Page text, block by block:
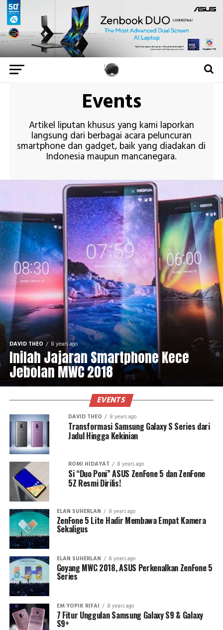
Events
Artikel liputan khusus yang kami laporkan
langsung dari berbagai acara peluncuran
smartphone dan gadget, baik yang diadakan di
Indonesia maupun mancanegara.
DAVID THEO 8 years ago
Inilah Jajaran Smartphone Kece
Jebolan MWC 2018
EVENTS
DAVID THEO 8 years ago
Transformasi Samsung Galaxy S Series dari
Jadul Hingga Kekinian
ROMI HIDAYAT 8 years ago
Si “Duo Poni” ASUS ZenFone 5 dan ZenFone
5Z Resmi Dirilis!
ELAN SUHERLAN 8 years ago
ZenFone 5 Lite Hadir Membawa Empat Kamera
Sekaligus
ELAN SUHERLAN 8 years ago
Goyang MWC 2018, ASUS Perkenalkan ZenFone 5
Series
EM YOPIK RIFAI 8 years ago
7 Fitur Unggulan Samsung Galaxy S9 & Galaxy
S9+